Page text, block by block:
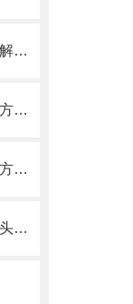
快收藏！鬼峰柱管常见问题的对应解决妙招
色谱柱空柱管的常见故障相应解决方法分享
帽筛板常见故障分析与针对性解决方法分享
分享一份特别好用的液相色谱吸滤头维护保养方法